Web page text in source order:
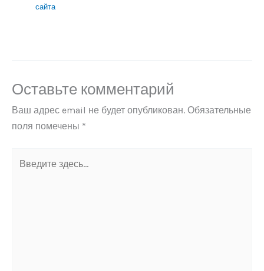
сайта
Оставьте комментарий
Ваш адрес email не будет опубликован. Обязательные
поля помечены *
здесь...